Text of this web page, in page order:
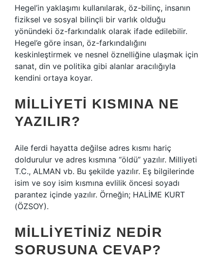
Hegel’in yaklaşımı kullanılarak, öz-bilinç, insanın
fiziksel ve sosyal bilinçli bir varlık olduğu
yönündeki öz-farkındalık olarak ifade edilebilir.
Hegel’e göre insan, öz-farkındalığını
keskinleştirmek ve nesnel öznelliğine ulaşmak için
sanat, din ve politika gibi alanlar aracılığıyla
kendini ortaya koyar.
MILLIYETI KISMINA NE
YAZILIR?
Aile ferdi hayatta değilse adres kısmı hariç
doldurulur ve adres kısmına “öldü” yazılır. Milliyeti
T.C., ALMAN vb. Bu şekilde yazılır. Eş bilgilerinde
isim ve soy isim kısmına evlilik öncesi soyadı
parantez içinde yazılır. Örneğin; HALİME KURT
(ÖZSOY).
MILLIYETINIZ NEDIR
SORUSUNA CEVAP?